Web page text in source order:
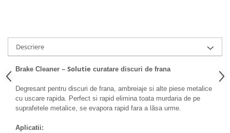
Descriere
Brake Cleaner – Solutie curatare discuri de frana
Degresant pentru discuri de frana, ambreiaje si alte piese metalice
cu uscare rapida. Perfect si rapid elimina toata murdaria de pe
suprafetele metalice, se evapora rapid fara a lăsa urme.
Aplicatii: